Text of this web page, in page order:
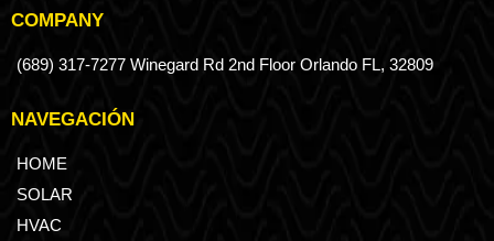
COMPANY
(689) 317-7277 Winegard Rd 2nd Floor Orlando FL, 32809
NAVEGACIÓN
HOME
SOLAR
HVAC